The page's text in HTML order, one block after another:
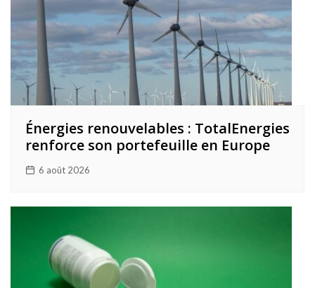
Énergies renouvelables : TotalEnergies
renforce son portefeuille en Europe
6 août 2026